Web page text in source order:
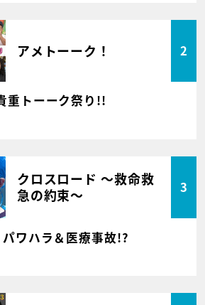
アメトーーク！ 2
重トーーク祭り!!
クロスロード ～救命救
急の約束～
3
ワハラ＆医療事故!?